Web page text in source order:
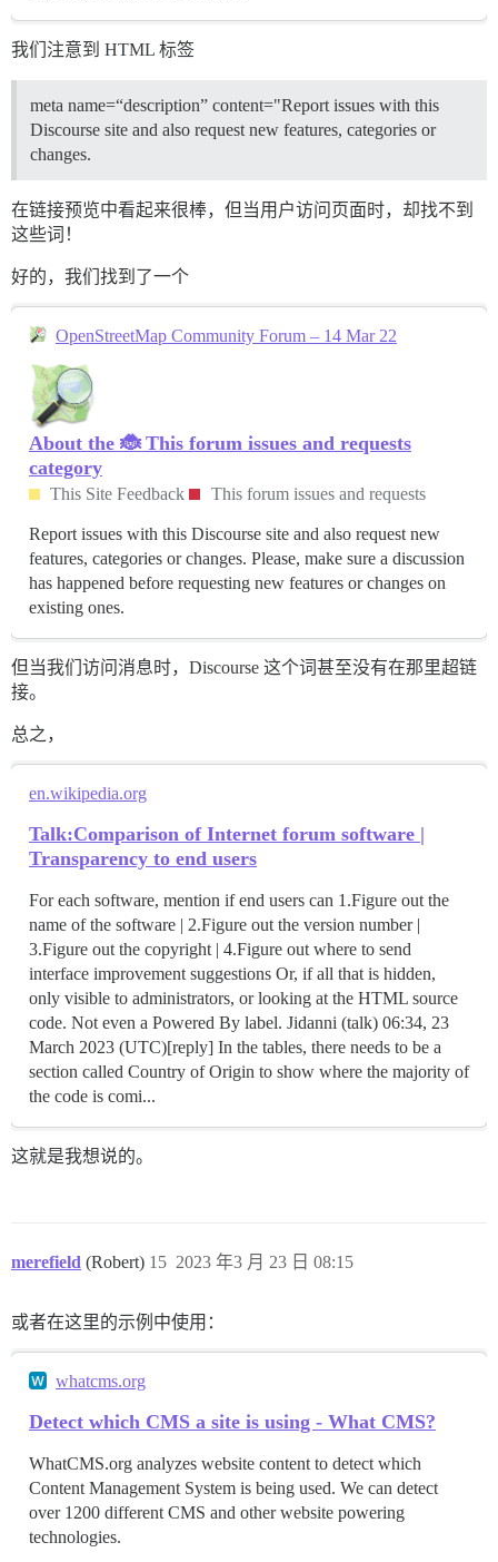
我们注意到 HTML 标签
meta name=“description” content="Report issues with this
Discourse site and also request new features, categories or
changes.
在链接预览中看起来很棒，但当用户访问页面时，却找不到
这些词！
好的，我们找到了一个
OpenStreetMap Community Forum – 14 Mar 22
About the 🐞 This forum issues and requests
category
This Site Feedback This forum issues and requests
Report issues with this Discourse site and also request new
features, categories or changes. Please, make sure a discussion
has happened before requesting new features or changes on
existing ones.
但当我们访问消息时，Discourse 这个词甚至没有在那里超链
接。
总之，
en.wikipedia.org
Talk:Comparison of Internet forum software |
Transparency to end users
For each software, mention if end users can 1.Figure out the
name of the software | 2.Figure out the version number |
3.Figure out the copyright | 4.Figure out where to send
interface improvement suggestions Or, if all that is hidden,
only visible to administrators, or looking at the HTML source
code. Not even a Powered By label. Jidanni (talk) 06:34, 23
March 2023 (UTC)[reply] In the tables, there needs to be a
section called Country of Origin to show where the majority of
the code is comi...
这就是我想说的。
merefield (Robert) 2023 年3 月 23 日 08:15
15
或者在这里的示例中使用：
whatcms.org
Detect which CMS a site is using - What CMS?
WhatCMS.org analyzes website content to detect which
Content Management System is being used. We can detect
over 1200 different CMS and other website powering
technologies.